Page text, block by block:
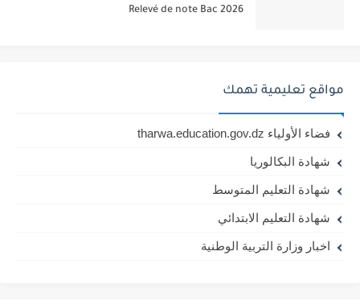
2026 Relevé de note Bac
مواقع تعليمية تهمك
فضاء الأولياء tharwa.education.gov.dz
شهادة البكالوريا
شهادة التعليم المتوسط
شهادة التعليم الابتدائي
اخبار وزارة التربية الوطنية